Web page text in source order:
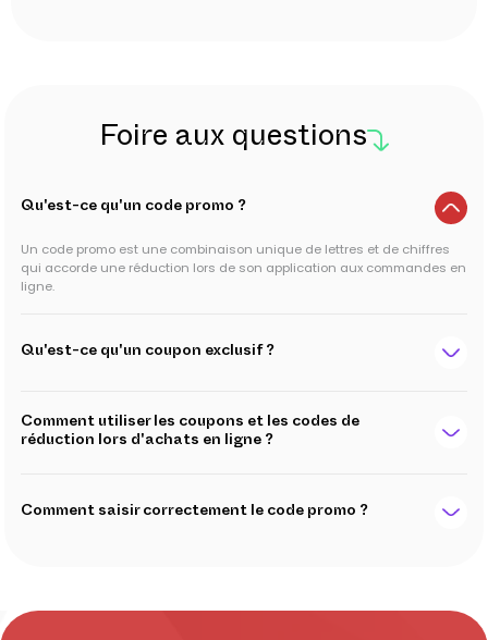
Foire aux questions
Qu'est-ce qu'un code promo ?
Un code promo est une combinaison unique de lettres et de chiffres
qui accorde une réduction lors de son application aux commandes en
ligne.
Qu'est-ce qu'un coupon exclusif ?
Comment utiliser les coupons et les codes de
réduction lors d'achats en ligne ?
Comment saisir correctement le code promo ?